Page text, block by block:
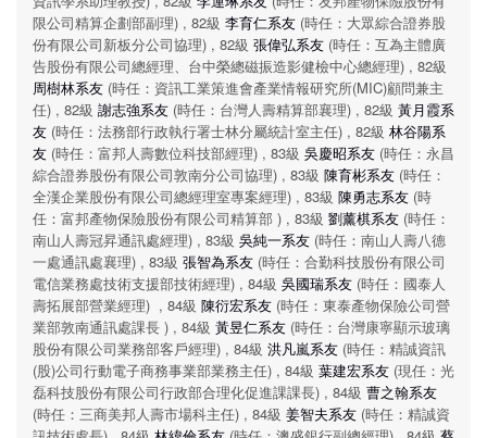
限公司精算企劃部副理) , 82級 李育仁系友 (時任：大眾綜合證券股
份有限公司新板分公司協理) , 82級 張偉弘系友 (時任：互為主體廣
告股份有限公司總經理、台中榮總磁振造影健檢中心總經理) , 82級
周樹林系友 (時任：資訊工業策進會產業情報研究所(MIC)顧問兼主
任) , 82級 謝志強系友 (時任：台灣人壽精算部襄理) , 82級 黃月霞系
友 (時任：法務部行政執行署士林分屬統計室主任) , 82級 林谷陽系
友 (時任：富邦人壽數位科技部經理) , 83級 吳慶昭系友 (時任：永昌
綜合證券股份有限公司敦南分公司協理) , 83級 陳育彬系友 (時任：
全漢企業股份有限公司總經理室專案經理) , 83級 陳勇志系友 (時
任：富邦產物保險股份有限公司精算部 ) , 83級 劉薰棋系友 (時任：
南山人壽冠昇通訊處經理) , 83級 吳純一系友 (時任：南山人壽八德
一處通訊處襄理) , 83級 張智為系友 (時任：合勤科技股份有限公司
電信業務處技術支援部技術經理) , 84級 吳國瑞系友 (時任：國泰人
壽拓展部營業經理) , 84級 陳衍宏系友 (時任：東泰產物保險公司營
業部敦南通訊處課長 ) , 84級 黃昱仁系友 (時任：台灣康寧顯示玻璃
股份有限公司業務部客戶經理) , 84級 洪凡嵐系友 (時任：精誠資訊
(股)公司行動電子商務事業部業務主任) , 84級 葉建宏系友 (現任：光
磊科技股份有限公司行政部合理化促進課課長) , 84級 曹之翰系友
(時任：三商美邦人壽市場科主任) , 84級 姜智夫系友 (時任：精誠資